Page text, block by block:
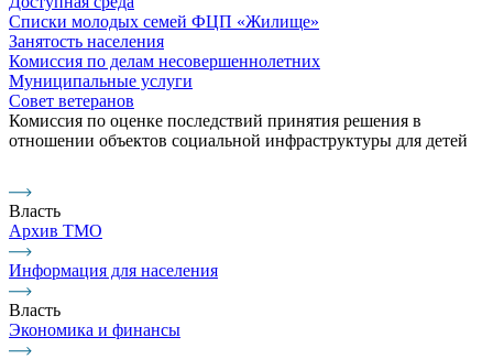
Списки молодых семей ФЦП «Жилище»
Занятость населения
Комиссия по делам несовершеннолетних
Муниципальные услуги
Совет ветеранов
Комиссия по оценке последствий принятия решения в
отношении объектов социальной инфраструктуры для детей
Власть
Архив ТМО
Информация для населения
Власть
Экономика и финансы